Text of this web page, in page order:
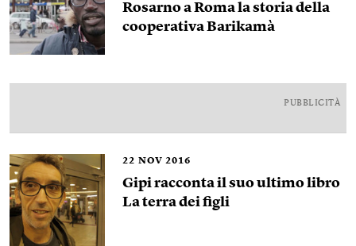
Rosarno a Roma la storia della
cooperativa Barikamà
PUBBLICITÀ
22 NOV 2016
Gipi racconta il suo ultimo libro
La terra dei figli